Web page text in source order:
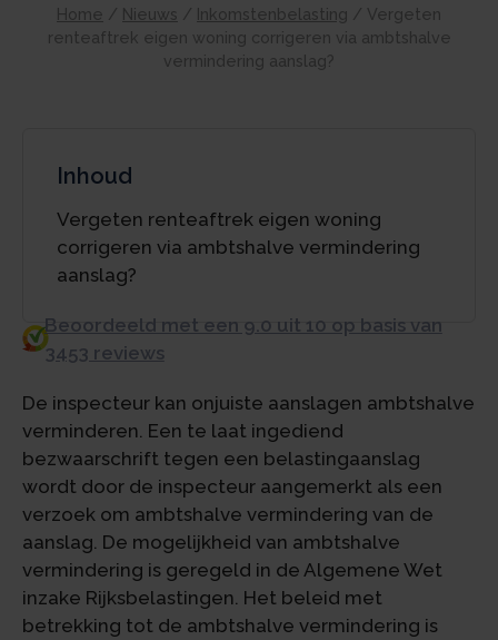
Home / Nieuws / Inkomstenbelasting / Vergeten
renteaftrek eigen woning corrigeren via ambtshalve
vermindering aanslag?
Inhoud
Vergeten renteaftrek eigen woning
corrigeren via ambtshalve vermindering
aanslag?
Beoordeeld met een 9.0 uit 10 op basis van
3453 reviews
De inspecteur kan onjuiste aanslagen ambtshalve
verminderen. Een te laat ingediend
bezwaarschrift tegen een belastingaanslag
wordt door de inspecteur aangemerkt als een
verzoek om ambtshalve vermindering van de
aanslag. De mogelijkheid van ambtshalve
vermindering is geregeld in de Algemene Wet
inzake Rijksbelastingen. Het beleid met
betrekking tot de ambtshalve vermindering is